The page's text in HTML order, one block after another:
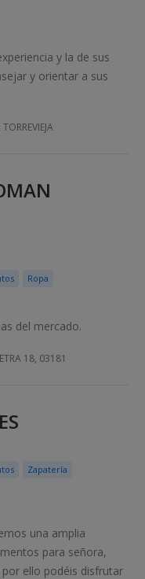
y la de sus
y orientar a sus
Ropa
del mercado.
18, 03181
Zapatería
una amplia
para señora,
ello podéis disfrutar